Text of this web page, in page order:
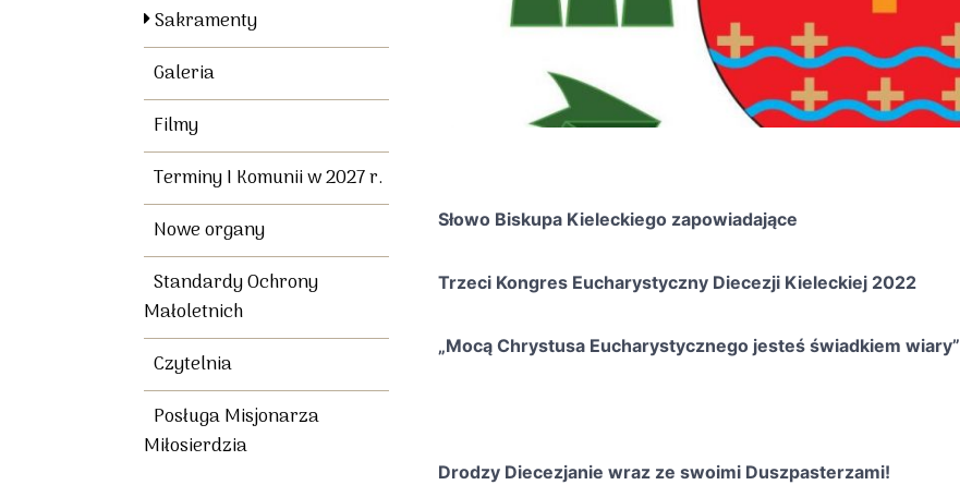
Sakramenty
Galeria
Filmy
Terminy I Komunii w 2027 r.
Nowe organy
Standardy Ochrony
Małoletnich
Czytelnia
Posługa Misjonarza
Miłosierdzia
Słowo Biskupa Kieleckiego zapowiadające
Trzeci Kongres Eucharystyczny Diecezji Kieleckiej 2022
„Mocą Chrystusa Eucharystycznego jesteś świadkiem wiary”
Drodzy Diecezjanie wraz ze swoimi Duszpasterzami!